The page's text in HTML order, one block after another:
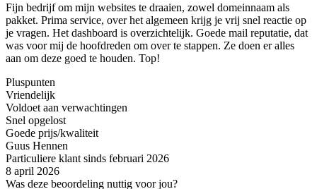
Fijn bedrijf om mijn websites te draaien, zowel domeinnaam als
pakket. Prima service, over het algemeen krijg je vrij snel reactie op
je vragen. Het dashboard is overzichtelijk. Goede mail reputatie, dat
was voor mij de hoofdreden om over te stappen. Ze doen er alles
aan om deze goed te houden. Top!
Pluspunten
Vriendelijk
Voldoet aan verwachtingen
Snel opgelost
Goede prijs/kwaliteit
Guus Hennen
Particuliere klant sinds februari 2026
8 april 2026
Was deze beoordeling nuttig voor jou?